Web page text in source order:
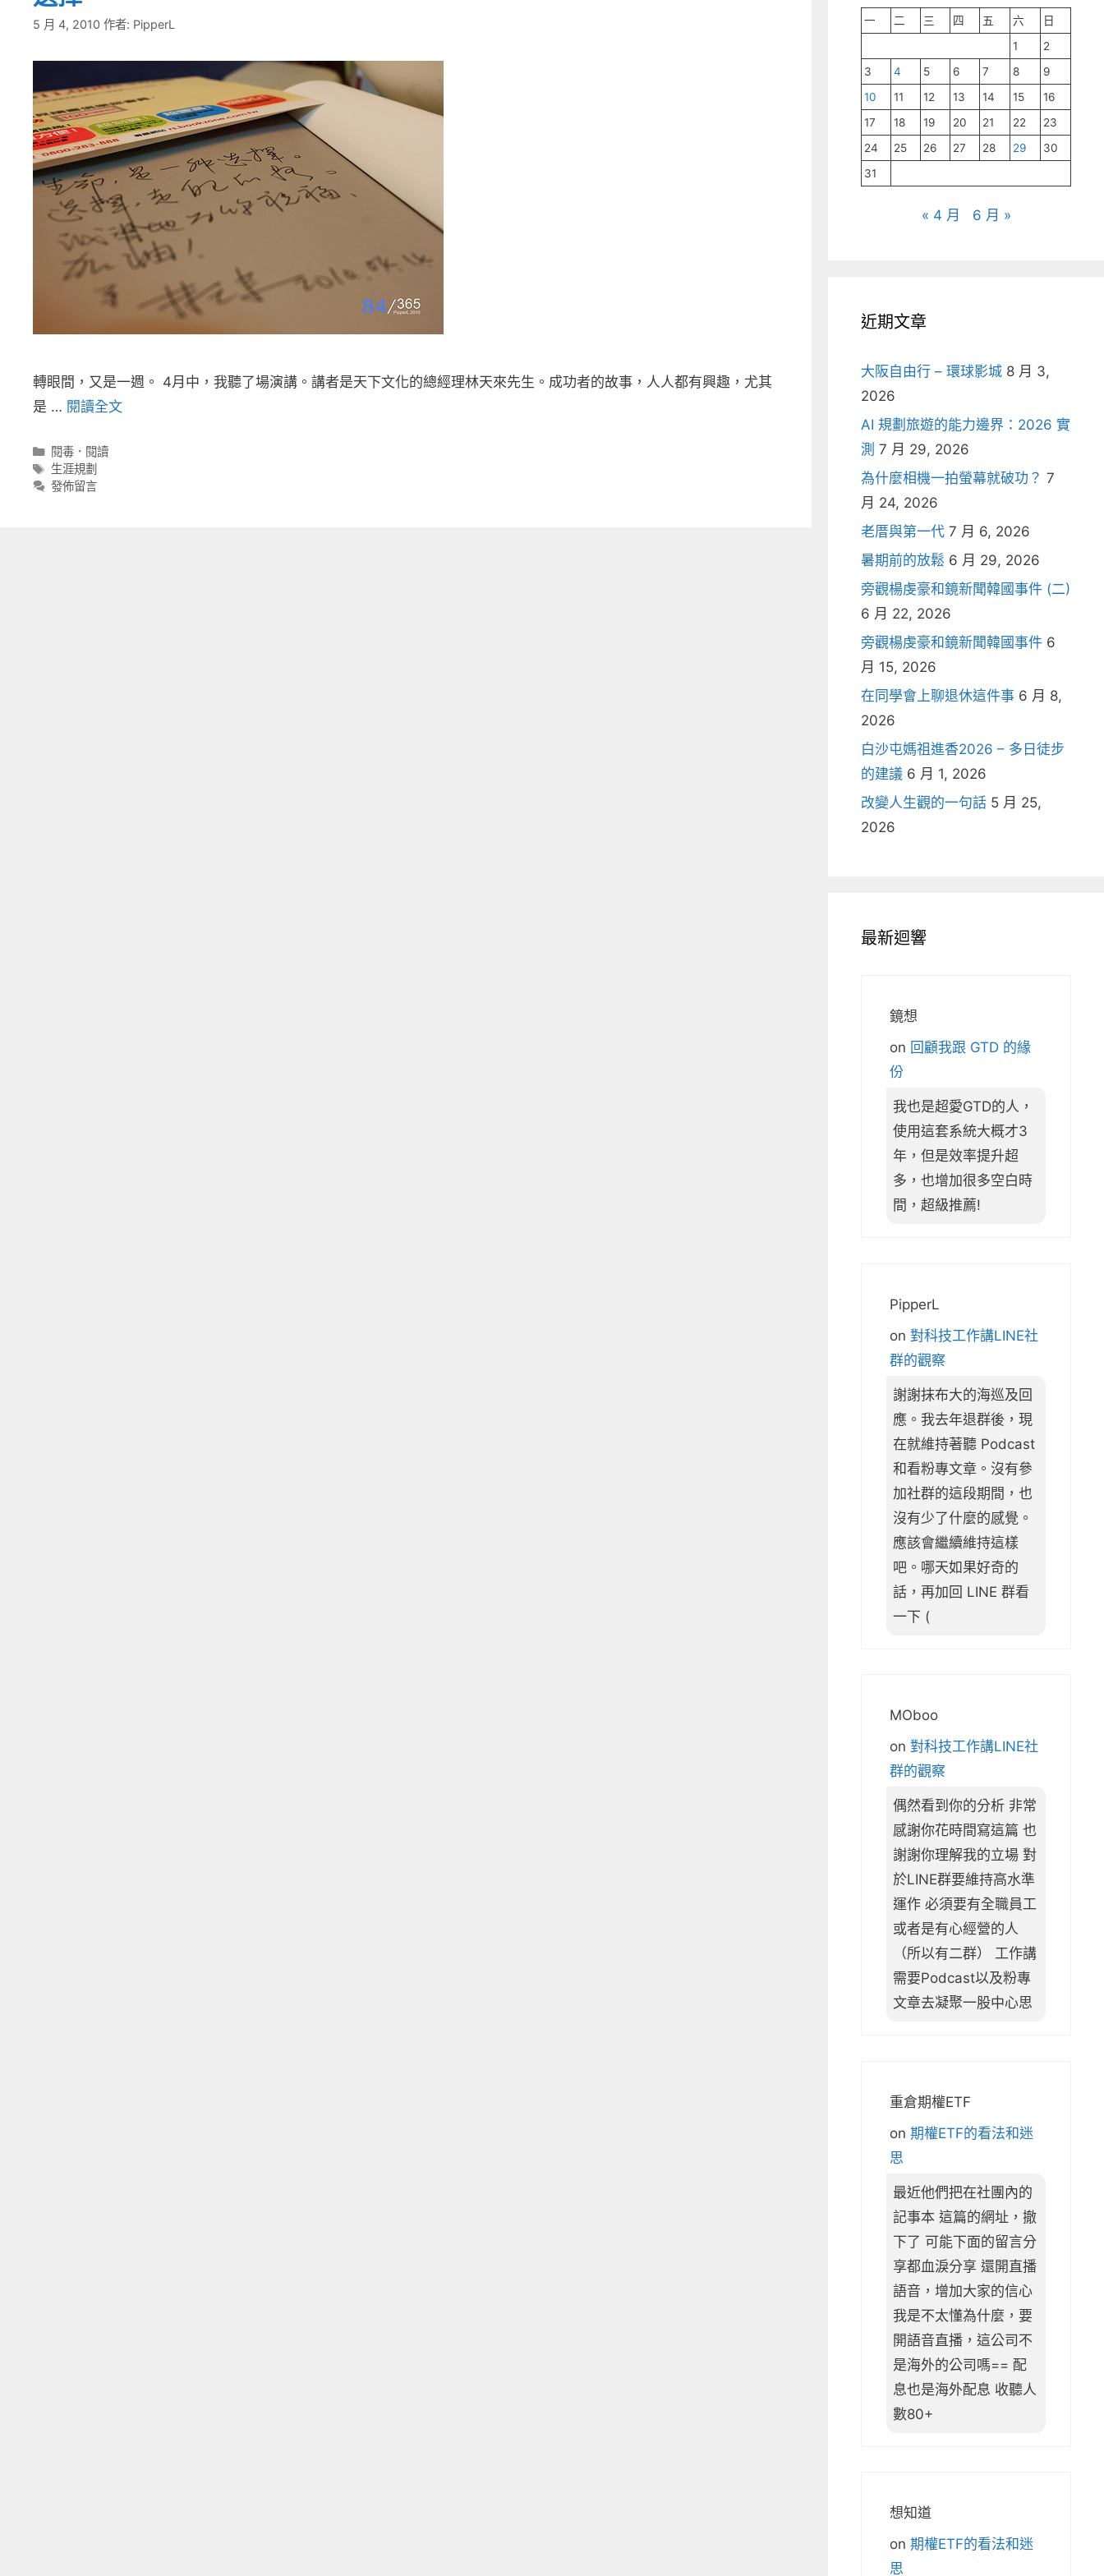
5 月 4, 2010 作者: PipperL
轉眼間，又是一週。 4月中，我聽了場演講。講者是天下文化的總經理林天來先生。成功者的故事，人人都有興趣，尤其
是 … 閱讀全文
分
類
閱毒．閱讀
標
籤
生涯規劃
發佈留言
一 二 三 四 五 六
日
1
2
3
4 5 6 7 8
9
10
11 12 13 14 15
16
17
18 19 20 21 22
23
24
25 26 27 28 29
30
31
« 4 月 6 月 »
近期文章
大阪自由行 – 環球影城 8 月 3,
2026
AI 規劃旅遊的能力邊界：2026 實
測 7 月 29, 2026
為什麼相機一拍螢幕就破功？ 7
月 24, 2026
老厝與第一代 7 月 6, 2026
暑期前的放鬆 6 月 29, 2026
旁觀楊虔豪和鏡新聞韓國事件 (二)
6 月 22, 2026
旁觀楊虔豪和鏡新聞韓國事件 6
月 15, 2026
在同學會上聊退休這件事 6 月 8,
2026
白沙屯媽祖進香2026 – 多日徒步
的建議 6 月 1, 2026
改變人生觀的一句話 5 月 25,
2026
最新迴響
鏡想
on 回顧我跟 GTD 的緣
份
我也是超愛GTD的人，
使用這套系統大概才3
年，但是效率提升超
多，也增加很多空白時
間，超級推薦!
PipperL
on 對科技工作講LINE社
群的觀察
謝謝抹布大的海巡及回
應。我去年退群後，現
在就維持著聽 Podcast
和看粉專文章。沒有參
加社群的這段期間，也
沒有少了什麼的感覺。
應該會繼續維持這樣
吧。哪天如果好奇的
話，再加回 LINE 群看
一下 (
MOboo
on 對科技工作講LINE社
群的觀察
偶然看到你的分析 非常
感謝你花時間寫這篇 也
謝謝你理解我的立場 對
於LINE群要維持高水準
運作 必須要有全職員工
或者是有心經營的人
（所以有二群） 工作講
需要Podcast以及粉專
文章去凝聚一股中心思
重倉期權ETF
on 期權ETF的看法和迷
思
最近他們把在社團內的
記事本 這篇的網址，撤
下了 可能下面的留言分
享都血淚分享 還開直播
語音，增加大家的信心
我是不太懂為什麼，要
開語音直播，這公司不
是海外的公司嗎== 配
息也是海外配息 收聽人
數80+
想知道
on 期權ETF的看法和迷
思